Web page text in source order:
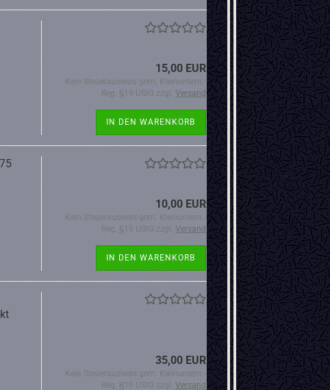
15,00 EUR
Kein Steuerausweis gem. Kleinuntern.-
Reg. §19 UStG zzgl. Versand
IN DEN WARENKORB
10,00 EUR
Kein Steuerausweis gem. Kleinuntern.-
Reg. §19 UStG zzgl. Versand
IN DEN WARENKORB
35,00 EUR
Kein Steuerausweis gem. Kleinuntern.-
Reg. §19 UStG zzgl. Versand